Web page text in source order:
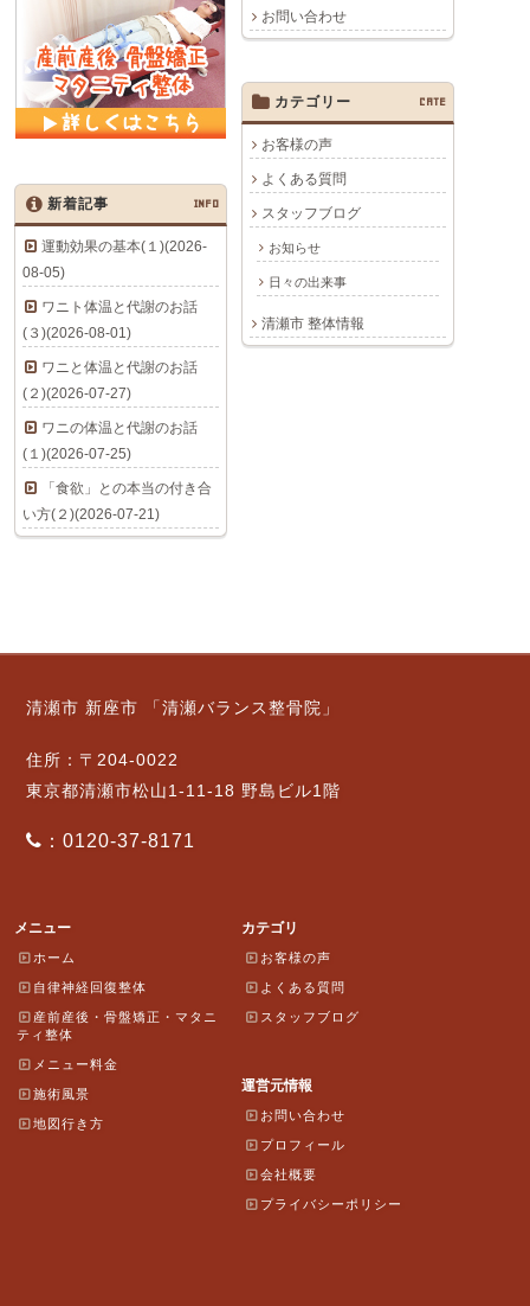
お問い合わせ
カテゴリー CATE
お客様の声
よくある質問
スタッフブログ
お知らせ
日々の出来事
清瀬市 整体情報
新着記事 INFO
運動効果の基本(１)(2026-
08-05)
ワニト体温と代謝のお話
(３)(2026-08-01)
ワニと体温と代謝のお話
(２)(2026-07-27)
ワニの体温と代謝のお話
(１)(2026-07-25)
「食欲」との本当の付き合
い方(２)(2026-07-21)
清瀬市 新座市 「清瀬バランス整骨院」
住所：〒204-0022
東京都清瀬市松山1-11-18 野島ビル1階
：0120-37-8171
メニュー
ホーム
自律神経回復整体
産前産後・骨盤矯正・マタニ
ティ整体
メニュー料金
施術風景
地図行き方
カテゴリ
お客様の声
よくある質問
スタッフブログ
運営元情報
お問い合わせ
プロフィール
会社概要
プライバシーポリシー